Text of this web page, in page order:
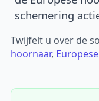
schemering
Twijfelt u over de
hoornaar,